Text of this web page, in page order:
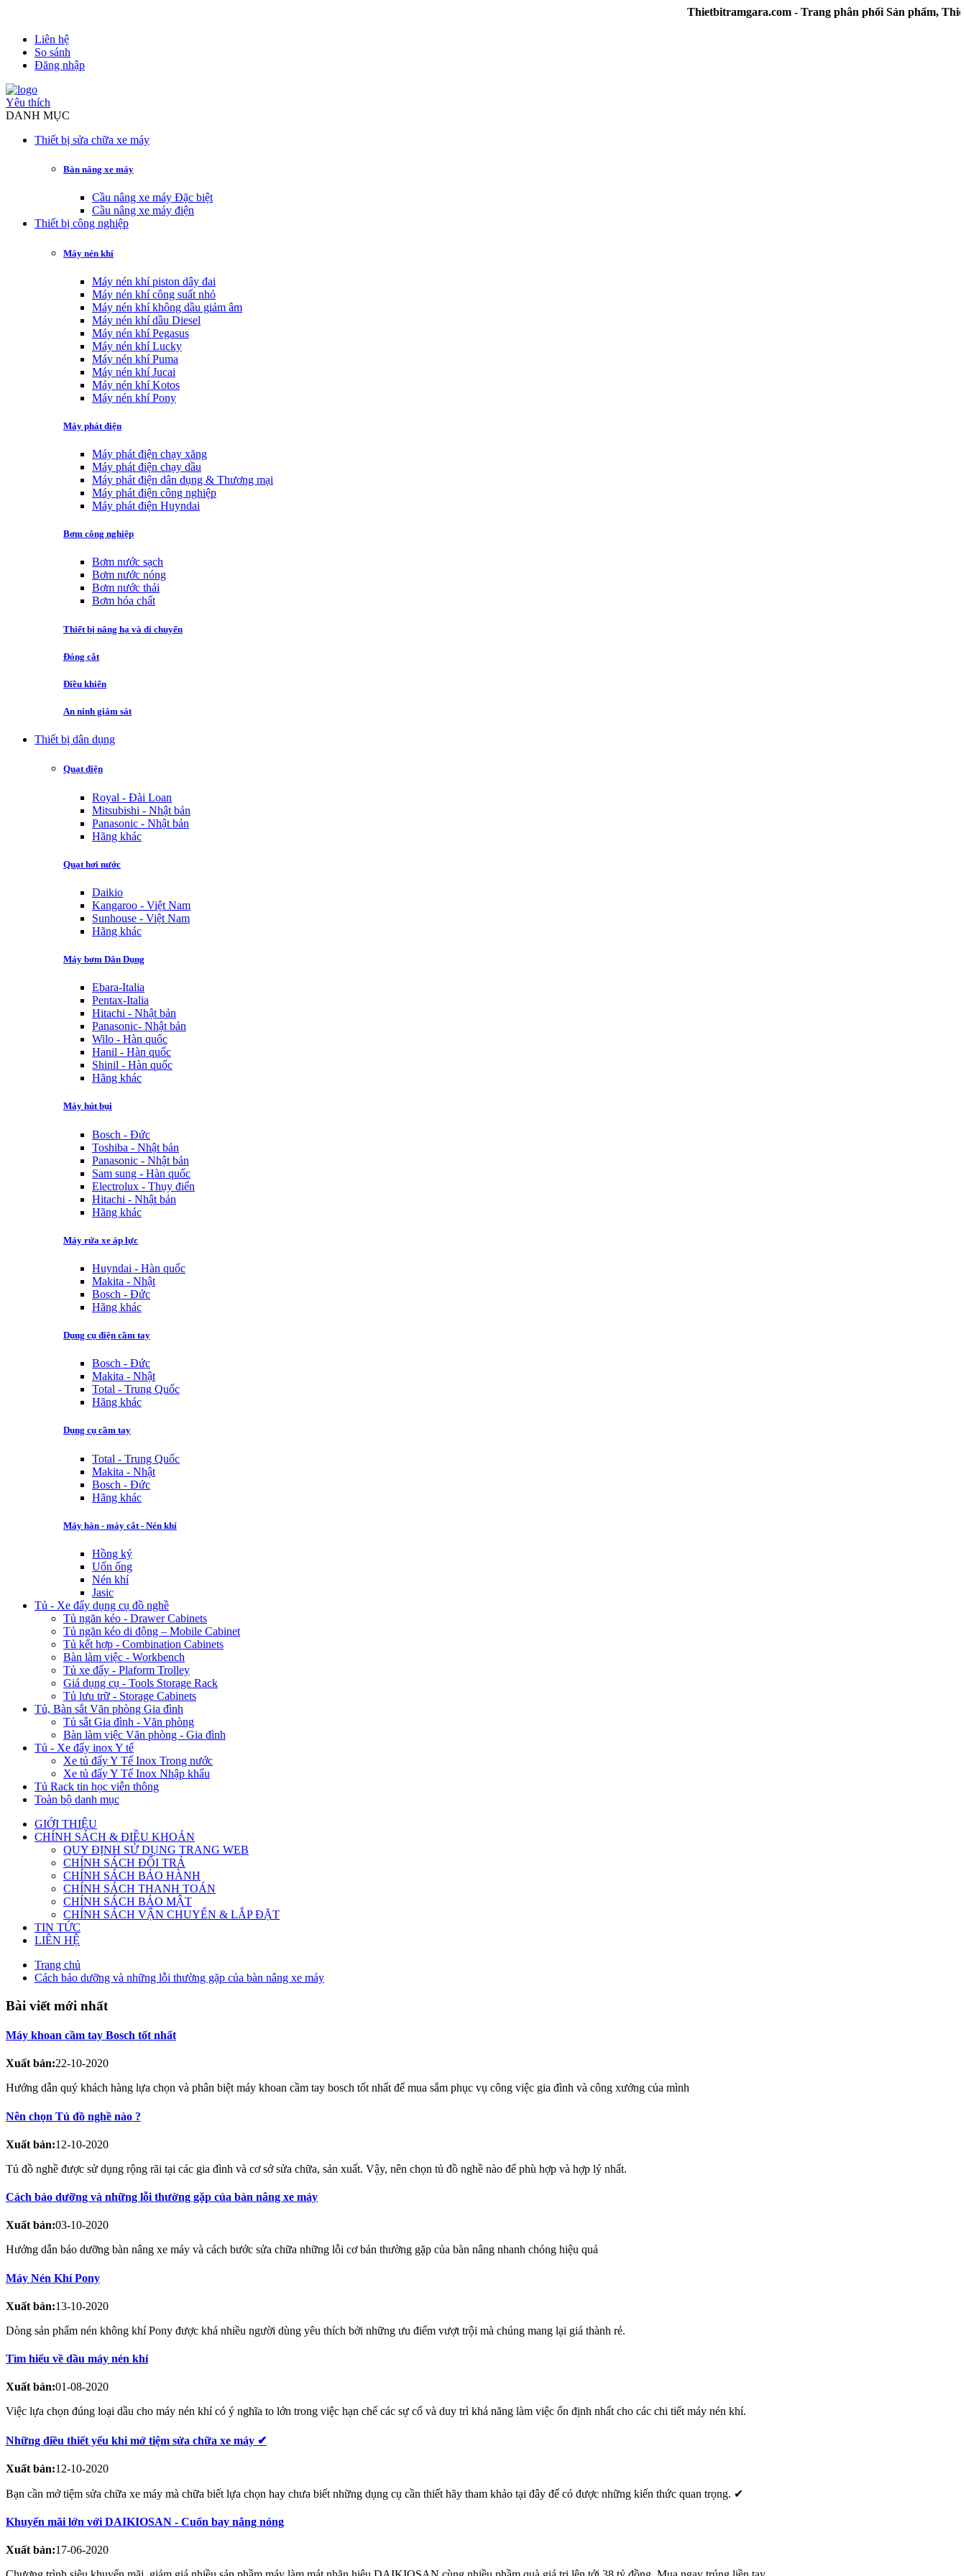
Thietbitramgara.com - Trang phân phối Sản phẩm, Thiết bị
Liên hệ
So sánh
Đăng nhập
Yêu thích
DANH MỤC
Thiết bị sửa chữa xe máy
Bàn nâng xe máy
Cầu nâng xe máy Đặc biệt
Cầu nâng xe máy điện
Thiết bị công nghiệp
Máy nén khí
Máy nén khí piston dây đai
Máy nén khí công suất nhỏ
Máy nén khí không dầu giảm âm
Máy nén khí dầu Diesel
Máy nén khí Pegasus
Máy nén khí Lucky
Máy nén khí Puma
Máy nén khí Jucai
Máy nén khí Kotos
Máy nén khí Pony
Máy phát điện
Máy phát điện chạy xăng
Máy phát điện chạy dầu
Máy phát điện dân dụng & Thương mại
Máy phát điện công nghiệp
Máy phát điện Huyndai
Bơm công nghiệp
Bơm nước sạch
Bơm nước nóng
Bơm nước thải
Bơm hóa chất
Thiết bị nâng hạ và di chuyển
Đóng cắt
Điều khiển
An ninh giám sát
Thiết bị dân dụng
Quạt điện
Royal - Đài Loan
Mitsubishi - Nhật bản
Panasonic - Nhật bản
Hãng khác
Quạt hơi nước
Daikio
Kangaroo - Việt Nam
Sunhouse - Việt Nam
Hãng khác
Máy bơm Dân Dụng
Ebara-Italia
Pentax-Italia
Hitachi - Nhật bản
Panasonic- Nhật bản
Wilo - Hàn quốc
Hanil - Hàn quốc
Shinil - Hàn quốc
Hãng khác
Máy hút bụi
Bosch - Đức
Toshiba - Nhật bản
Panasonic - Nhật bản
Sam sung - Hàn quốc
Electrolux - Thụy điển
Hitachi - Nhật bản
Hãng khác
Máy rửa xe áp lực
Huyndai - Hàn quốc
Makita - Nhật
Bosch - Đức
Hãng khác
Dụng cụ điện cầm tay
Bosch - Đức
Makita - Nhật
Total - Trung Quốc
Hãng khác
Dụng cụ cầm tay
Total - Trung Quốc
Makita - Nhật
Bosch - Đức
Hãng khác
Máy hàn - máy cắt - Nén khí
Hồng ký
Uốn ống
Nén khí
Jasic
Tủ - Xe đẩy dụng cụ đồ nghề
Tủ ngăn kéo - Drawer Cabinets
Tủ ngăn kéo di động – Mobile Cabinet
Tủ kết hợp - Combination Cabinets
Bàn làm việc - Workbench
Tủ xe đẩy - Plaform Trolley
Giá dụng cụ - Tools Storage Rack
Tủ lưu trữ - Storage Cabinets
Tủ, Bàn sắt Văn phòng Gia đình
Tủ sắt Gia đình - Văn phòng
Bàn làm việc Văn phòng - Gia đình
Tủ - Xe đẩy inox Y tế
Xe tủ đẩy Y Tế Inox Trong nước
Xe tủ đẩy Y Tế Inox Nhập khẩu
Tủ Rack tin học viễn thông
Toàn bộ danh mục
GIỚI THIỆU
CHÍNH SÁCH & ĐIỀU KHOẢN
QUY ĐỊNH SỬ DỤNG TRANG WEB
CHÍNH SÁCH ĐỔI TRẢ
CHÍNH SÁCH BẢO HÀNH
CHÍNH SÁCH THANH TOÁN
CHÍNH SÁCH BẢO MẬT
CHÍNH SÁCH VẬN CHUYỂN & LẮP ĐẶT
TIN TỨC
LIÊN HỆ
Trang chủ
Cách bảo dưỡng và những lỗi thường gặp của bàn nâng xe máy
Bài viết mới nhất
Máy khoan cầm tay Bosch tốt nhất
Xuất bản:22-10-2020
Hướng dẫn quý khách hàng lựa chọn và phân biệt máy khoan cầm tay bosch tốt nhất để mua sắm phục vụ công việc gia đình và công xưởng của mình
Nên chọn Tủ đồ nghề nào ?
Xuất bản:12-10-2020
Tủ đồ nghề được sử dụng rộng rãi tại các gia đình và cơ sở sửa chữa, sản xuất. Vậy, nên chọn tủ đồ nghề nào để phù hợp và hợp lý nhất.
Cách bảo dưỡng và những lỗi thường gặp của bàn nâng xe máy
Xuất bản:03-10-2020
Hướng dẫn bảo dưỡng bàn nâng xe máy và cách bước sửa chữa những lỗi cơ bản thường gặp của bàn nâng nhanh chóng hiệu quả
Máy Nén Khí Pony
Xuất bản:13-10-2020
Dòng sản phẩm nén không khí Pony được khá nhiều người dùng yêu thích bởi những ưu điểm vượt trội mà chúng mang lại giá thành rẻ.
Tìm hiểu về dầu máy nén khí
Xuất bản:01-08-2020
Việc lựa chọn đúng loại dầu cho máy nén khí có ý nghĩa to lớn trong việc hạn chế các sự cố và duy trì khả năng làm việc ổn định nhất cho các chi tiết máy nén khí.
Những điều thiết yếu khi mở tiệm sửa chữa xe máy ✔
Xuất bản:12-10-2020
Bạn cần mở tiệm sửa chữa xe máy mà chữa biết lựa chọn hay chưa biết những dụng cụ cần thiết hãy tham khảo tại đây để có được những kiến thức quan trọng. ✔
Khuyến mãi lớn với DAIKIOSAN - Cuốn bay nắng nóng
Xuất bản:17-06-2020